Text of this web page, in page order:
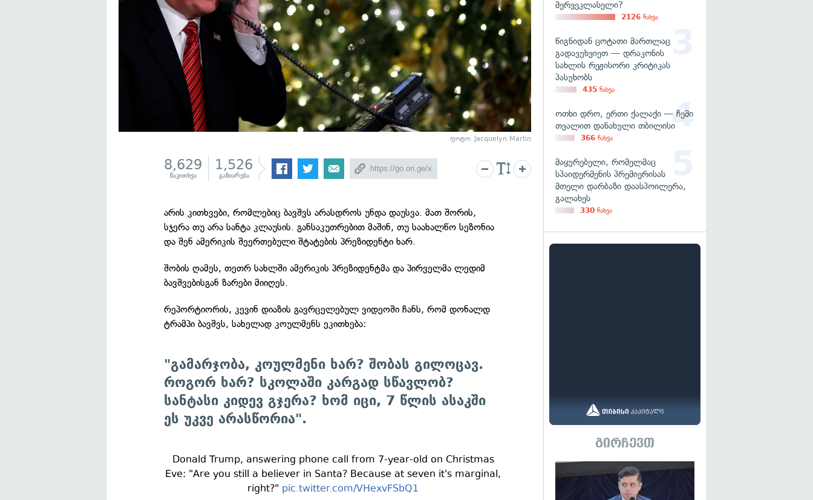
ფოტო: Jacquelyn Martin
8,629
წაკითხვა
1,526
გაზიარება
არის კითხვები, რომლებიც ბავშვს არასდროს უნდა დაუსვა. მათ შორის,
სჯერა თუ არა სანტა კლაუსის. განსაკუთრებით მაშინ, თუ საახალწო სეზონია
და შენ ამერიკის შეერთებული შტატების პრეზიდენტი ხარ.
შობის ღამეს, თეთრ სახლში ამერიკის პრეზიდენტმა და პირველმა ლედიმ
ბავშვებისგან ზარები მიიღეს.
რეპორტიორის, კევინ დიაზის გავრცელებულ ვიდეოში ჩანს, რომ დონალდ
ტრამპი ბავშვს, სახელად კოულმენს ეკითხება:
"გამარჯობა, კოულმენი ხარ? შობას გილოცავ.
როგორ ხარ? სკოლაში კარგად სწავლობ?
სანტასი კიდევ გჯერა? ხომ იცი, 7 წლის ასაკში
ეს უკვე არასწორია".
Donald Trump, answering phone call from 7-year-old on Christmas
Eve: "Are you still a believer in Santa? Because at seven it's marginal,
right?" pic.twitter.com/VHexvFSbQ1
მერვეკლასელი?
2126 ნახვა
წიგნიდან ცოტათი მართლაც
გადავუხვიეთ — დრაკონის
სახლის რეჟისორი კრიტიკას
პასუხობს
435 ნახვა
ოთხი დრო, ერთი ქალაქი — ჩემი
თვალით დანახული თბილისი
366 ნახვა
მაყურებელი, რომელმაც
სპაიდერმენის პრემიერისას
მთელი დარბაზი დაასპოილერა,
გალახეს
330 ნახვა
გირჩევთ